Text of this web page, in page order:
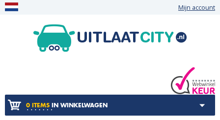
Mijn account
0 ITEMS IN WINKELWAGEN